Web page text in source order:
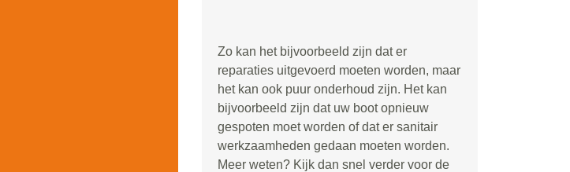
Zo kan het bijvoorbeeld zijn dat er
reparaties uitgevoerd moeten worden, maar
het kan ook puur onderhoud zijn. Het kan
bijvoorbeeld zijn dat uw boot opnieuw
gespoten moet worden of dat er sanitair
werkzaamheden gedaan moeten worden.
Meer weten? Kijk dan snel verder voor de